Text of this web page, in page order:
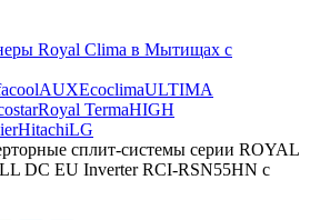
Royal Clima в Мытищах с
AUXEcoclimaULTIMA
Royal TermaHIGH
HitachiLG
сплит-системы серии ROYAL
DC EU Inverter RCI-RSN55HN с